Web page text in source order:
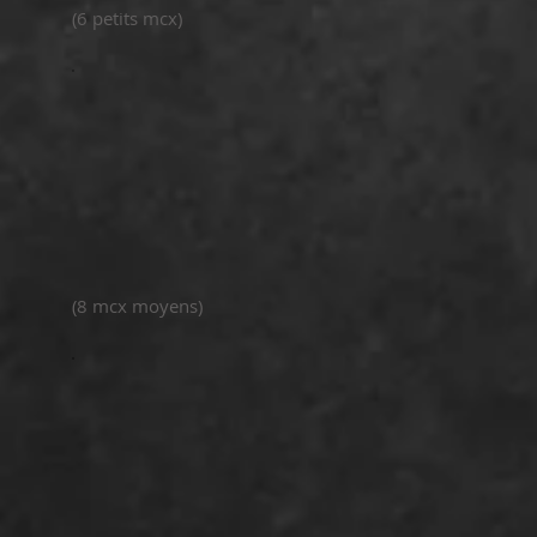
(6 petits mcx)
(8 mcx moyens)